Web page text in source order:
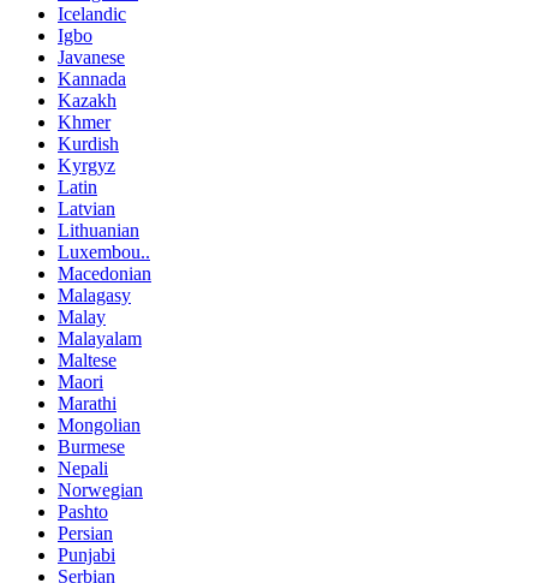
Icelandic
Igbo
Javanese
Kannada
Kazakh
Khmer
Kurdish
Kyrgyz
Latin
Latvian
Lithuanian
Luxembou..
Macedonian
Malagasy
Malay
Malayalam
Maltese
Maori
Marathi
Mongolian
Burmese
Nepali
Norwegian
Pashto
Persian
Punjabi
Serbian